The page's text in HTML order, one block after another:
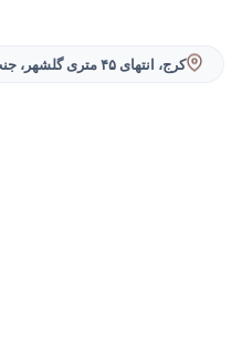
کرج، انتهای ۴۵ متری گلشهر، جنب پمپ بنزین، خیابان حاتمی، پلاک ۳۵